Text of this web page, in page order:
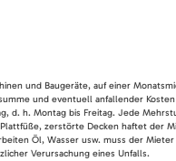
und Baugeräte, auf einer
und eventuell anfallender
d. h. Montag bis Freitag. Jede
zerstörte Decken haftet
Öl, Wasser usw. muss der
Verursachung eines Unfalls.